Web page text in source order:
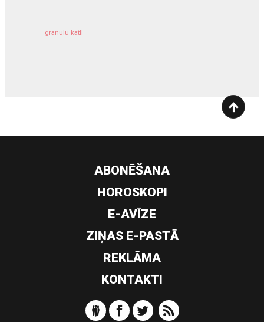
granulu katli
ABONĒŠANA
HOROSKOPI
E-AVĪZE
ZIŅAS E-PASTĀ
REKLĀMA
KONTAKTI